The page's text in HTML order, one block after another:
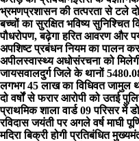
भ्रमणप्रशासन की तत्परता से टले
बच्चों का सुरक्षित भविष्य सुनिश्चित
पौधरोपण, बढ़ेगा हरित आवरण और
अपशिष्ट प्रबंधन नियम का पालन
अपीलस्वास्थ्य अधोसंरचना को
जायसवालदुर्ग जिले के थानों
लगभग 45 लाख का विधिवत जामुल
दो वर्षों से फरार आरोपी को उतई
प्राथमिक शाला वार्ड 09 परिसर में
रविदास जयंती पर अगले वर्ष माघी
मदिरा बिक्री होगी प्रतिबंधित